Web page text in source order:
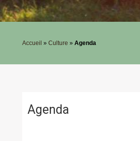
Accueil » Culture » Agenda
Agenda